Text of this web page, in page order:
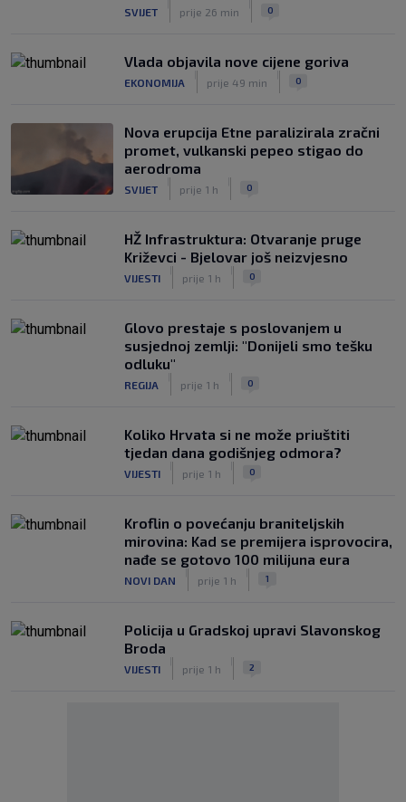
SK 9. kol.
SVIJET prije 26 min 0
Vlada objavila nove cijene goriva
EKONOMIJA prije 49 min 0
Nova erupcija Etne paralizirala zračni
promet, vulkanski pepeo stigao do
aerodroma
SVIJET prije 1 h 0
HŽ Infrastruktura: Otvaranje pruge
Križevci - Bjelovar još neizvjesno
VIJESTI prije 1 h 0
Glovo prestaje s poslovanjem u
susjednoj zemlji: "Donijeli smo tešku
odluku"
REGIJA prije 1 h 0
Koliko Hrvata si ne može priuštiti
tjedan dana godišnjeg odmora?
VIJESTI prije 1 h 0
Kroflin o povećanju braniteljskih
mirovina: Kad se premijera isprovocira,
nađe se gotovo 100 milijuna eura
NOVI DAN prije 1 h 1
Policija u Gradskoj upravi Slavonskog
Broda
VIJESTI prije 1 h 2